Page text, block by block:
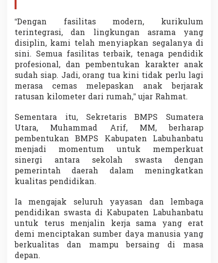
“Dengan fasilitas modern, kurikulum
terintegrasi, dan lingkungan asrama yang
disiplin, kami telah menyiapkan segalanya di
sini. Semua fasilitas terbaik, tenaga pendidik
profesional, dan pembentukan karakter anak
sudah siap. Jadi, orang tua kini tidak perlu lagi
merasa cemas melepaskan anak berjarak
ratusan kilometer dari rumah,” ujar Rahmat.
Sementara itu, Sekretaris BMPS Sumatera
Utara, Muhammad Arif, MM, berharap
pembentukan BMPS Kabupaten Labuhanbatu
menjadi momentum untuk memperkuat
sinergi antara sekolah swasta dengan
pemerintah daerah dalam meningkatkan
kualitas pendidikan.
Ia mengajak seluruh yayasan dan lembaga
pendidikan swasta di Kabupaten Labuhanbatu
untuk terus menjalin kerja sama yang erat
demi menciptakan sumber daya manusia yang
berkualitas dan mampu bersaing di masa
depan.